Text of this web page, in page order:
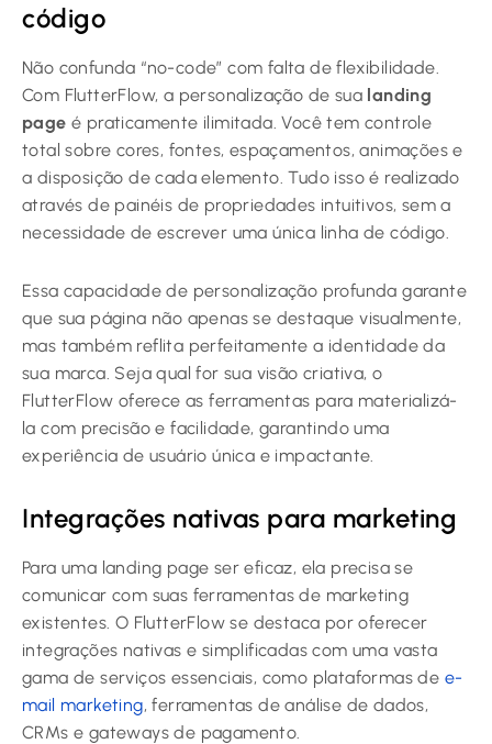
código
Não confunda “no-code” com falta de flexibilidade.
Com FlutterFlow, a personalização de sua landing
page é praticamente ilimitada. Você tem controle
total sobre cores, fontes, espaçamentos, animações e
a disposição de cada elemento. Tudo isso é realizado
através de painéis de propriedades intuitivos, sem a
necessidade de escrever uma única linha de código.
Essa capacidade de personalização profunda garante
que sua página não apenas se destaque visualmente,
mas também reflita perfeitamente a identidade da
sua marca. Seja qual for sua visão criativa, o
FlutterFlow oferece as ferramentas para materializá-
la com precisão e facilidade, garantindo uma
experiência de usuário única e impactante.
Integrações nativas para marketing
Para uma landing page ser eficaz, ela precisa se
comunicar com suas ferramentas de marketing
existentes. O FlutterFlow se destaca por oferecer
integrações nativas e simplificadas com uma vasta
gama de serviços essenciais, como plataformas de e-
mail marketing, ferramentas de análise de dados,
CRMs e gateways de pagamento.